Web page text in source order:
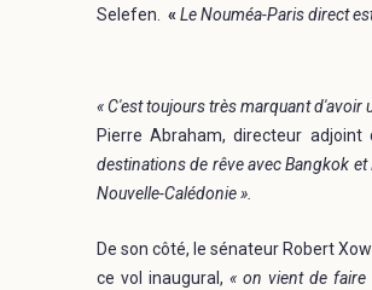
Selefen.
«Le Nouméa-Paris direct
« C'est toujours très marquant d'avoir
Pierre Abraham, directeur
destinations de rêve avec Bangkok
Nouvelle-Calédonie ».
De son côté, le sénateur Robert
ce vol inaugural, « on vient de